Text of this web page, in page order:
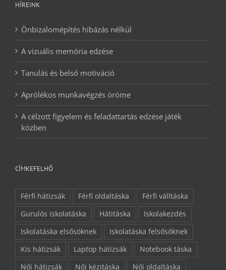
HÍREINK
Önbizalomépítés hibázás nélkül
A vizuális memória edzése
Tanulás és belső motiváció
Aprólékos munkavégzés öröme
A célzott figyelem és feladattartás edzése játék
közben
CÍMKEFELHŐ
Férfi hátizsák Férfi oldaltáska
Férfi válltáska
Gurulós iskolatáska
Hátitáska
Iskolakezdés
Iskolatáska elsősöknek
Iskolatáska felsősöknek
Kis hátizsák
Laptop hátizsák
Notebook táska
Női hátizsák
Női kézitáska
Női oldaltáska